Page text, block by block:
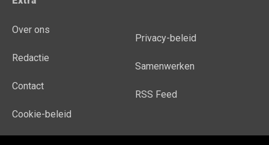
Over ons
Redactie
Contact
Cookie-beleid
Privacy-beleid
Samenwerken
RSS Feed